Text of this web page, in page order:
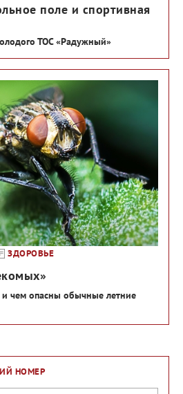
поле и спортивная
ТОС «Радужный»
ЗДОРОВЬЕ
чем опасны обычные летние
НОМЕР